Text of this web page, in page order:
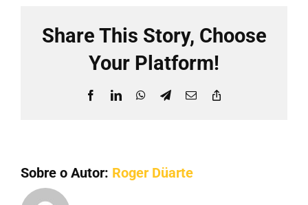
ARTIGOS
CARREIRA
Share This Story, Choose
Your Platform!
FacebookLinkedInWhatsAppTelegram
Sobre o Autor: Roger Düarte